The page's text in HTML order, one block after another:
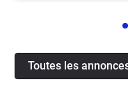
Toutes les